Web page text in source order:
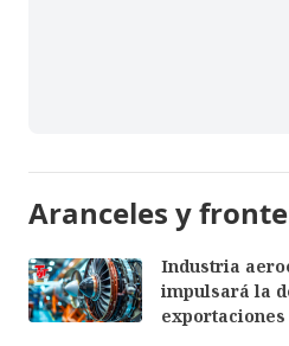
Aranceles y
Industria
impulsará la